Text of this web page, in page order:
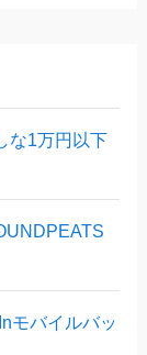
な1万円以下
モバイルバッ